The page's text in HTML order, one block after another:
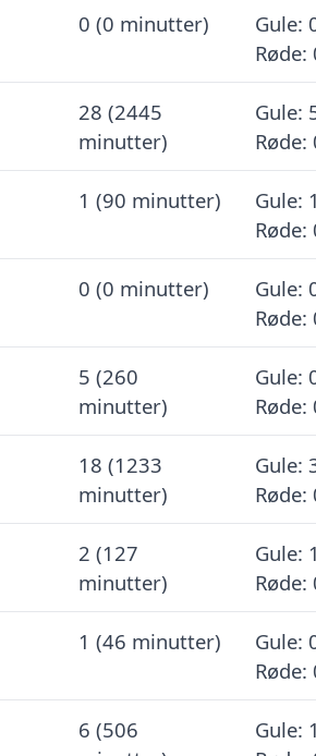
0 (0 minutter)
Gule:
Røde:
28 (2445
minutter)
Gule:
Røde:
1 (90 minutter)
Gule:
Røde:
0 (0 minutter)
Gule:
Røde:
5 (260
minutter)
Gule:
Røde:
18 (1233
minutter)
Gule:
Røde:
2 (127
minutter)
Gule:
Røde:
1 (46 minutter)
Gule:
Røde:
6 (506
Gule: